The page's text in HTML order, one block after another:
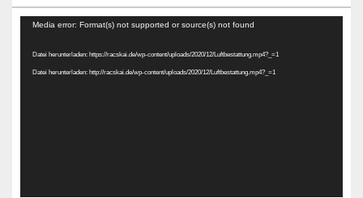
Video-
Media error: Format(s) not supported or source(s) not found
Datei herunterladen: https://racskai.de/wp-content/uploads/2020/12/Luftbestattung.mp4?_=1
Datei herunterladen: http://racskai.de/wp-content/uploads/2020/12/Luftbestattung.mp4?_=1